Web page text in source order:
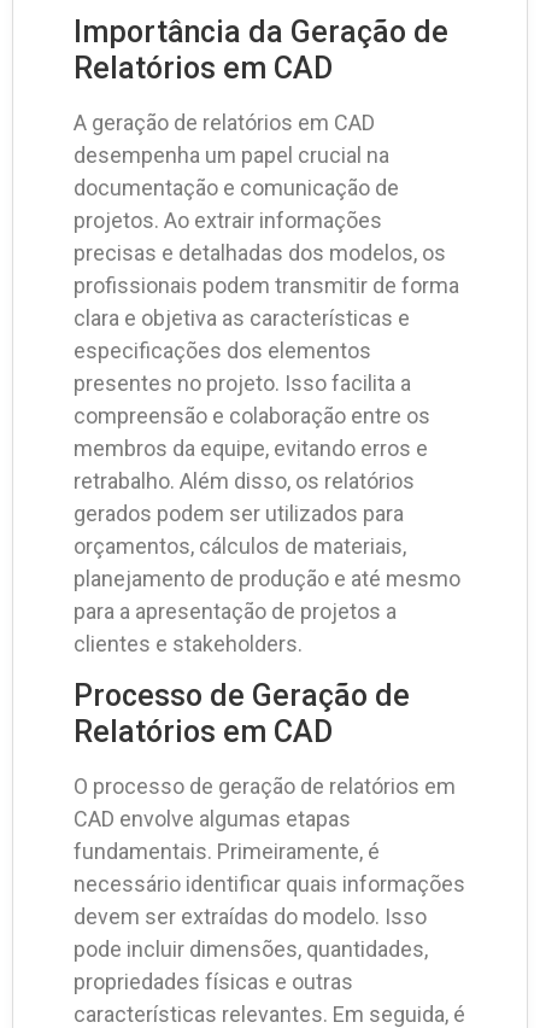
Importância da Geração de
Relatórios em CAD
A geração de relatórios em CAD
desempenha um papel crucial na
documentação e comunicação de
projetos. Ao extrair informações
precisas e detalhadas dos modelos, os
profissionais podem transmitir de forma
clara e objetiva as características e
especificações dos elementos
presentes no projeto. Isso facilita a
compreensão e colaboração entre os
membros da equipe, evitando erros e
retrabalho. Além disso, os relatórios
gerados podem ser utilizados para
orçamentos, cálculos de materiais,
planejamento de produção e até mesmo
para a apresentação de projetos a
clientes e stakeholders.
Processo de Geração de
Relatórios em CAD
O processo de geração de relatórios em
CAD envolve algumas etapas
fundamentais. Primeiramente, é
necessário identificar quais informações
devem ser extraídas do modelo. Isso
pode incluir dimensões, quantidades,
propriedades físicas e outras
características relevantes. Em seguida, é